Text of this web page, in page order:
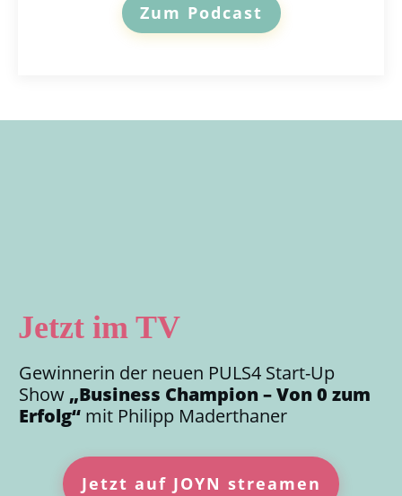
Zum Podcast
Jetzt im TV
Gewinnerin der neuen PULS4 Start-Up
Show „Business Champion – Von 0 zum
Erfolg“ mit Philipp Maderthaner
Jetzt auf JOYN streamen